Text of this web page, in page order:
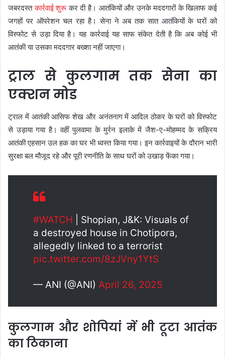
जबरदस्तकार्रवाई शुरू कर दी है। आतंकियों और उनके मददगारों के खिलाफ कई
जगहों पर ऑपरेशन चल रहा है। सेना ने अब तक सात आतंकियों के घरों को
विस्फोट से उड़ा दिया है। यह कार्रवाई यह साफ संकेत देती है कि अब कोई भी
आतंकी या उसका मददगार बख्शा नहीं जाएगा।
ट्राल से कुलगाम तक सेना का
एक्शन मोड
ट्राल में आतंकी आसिफ शेख और अनंतनाग में आदिल ठोकर के घरों को विस्फोट
से उड़ाया गया है। वहीं पुलवामा के मुर्रन इलाके में जैश-ए-मोहम्मद के सक्रिय
आतंकी एहसान उल हक का घर भी ध्वस्त किया गया। इन कार्रवाइयों के दौरान भारी
सुरक्षा बल मौजूद रहे और पूरी रणनीति के साथ घरों को उखाड़ फेंका गया।
#WATCH | Shopian, J&K: Visuals of
a destroyed house in Chotipora,
allegedly linked to a terrorist
pic.twitter.com/8zJVny1YtS
— ANI (@ANI) April 26, 2025
कुलगाम और शोपियां में भी टूटा आतंक
का ठिकाना